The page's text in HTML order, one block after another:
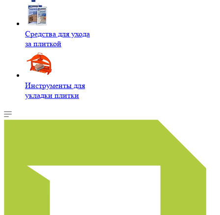
Средства для ухода
за плиткой
Инструменты для
укладки плитки